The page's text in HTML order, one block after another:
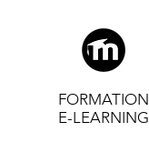
FORMATION
E-LEARNING